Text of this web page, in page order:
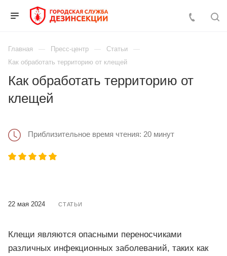
Главная Пресс-центр
Статьи
Как обработать территорию от клещей
Как обработать территорию от
клещей
Приблизительное время чтения: 20 минут
22 мая 2024 СТАТЬИ
Клещи являются опасными переносчиками
различных инфекционных заболеваний, таких как